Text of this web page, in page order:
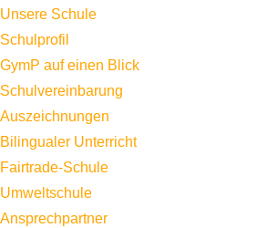
Unsere Schule
Schulprofil
GymP auf einen Blick
Schulvereinbarung
Auszeichnungen
Bilingualer Unterricht
Fairtrade-Schule
Umweltschule
Ansprechpartner